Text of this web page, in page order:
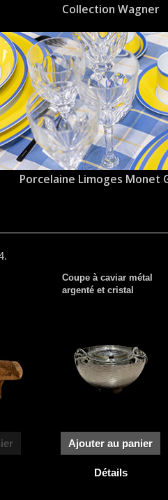
Collection Wagner
Porcelaine Limoges Monet
Coupe à caviar métal
argenté et cristal
Ajouter au panier
Détails